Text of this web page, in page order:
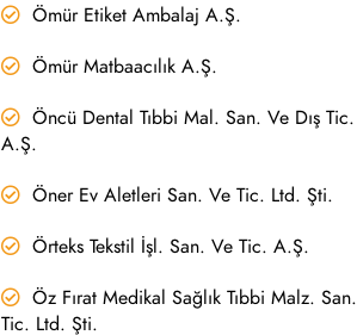
Ömür Etiket Ambalaj A.Ş.
Ömür Matbaacılık A.Ş.
Öncü Dental Tıbbi Mal. San. Ve Dış Tic.
A.Ş.
Öner Ev Aletleri San. Ve Tic. Ltd. Şti.
Örteks Tekstil İşl. San. Ve Tic. A.Ş.
Öz Fırat Medikal Sağlık Tıbbi Malz. San.
Tic. Ltd. Şti.